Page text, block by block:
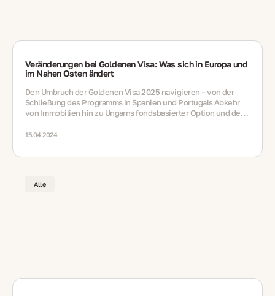
Veränderungen bei Goldenen Visa: Was sich in Europa und
im Nahen Osten ändert
Den Umbruch der Goldenen Visa 2025 navigieren – von der
Schließung des Programms in Spanien und Portugals Abkehr
von Immobilien hin zu Ungarns fondsbasierter Option und der
Nominierung
15.04.2024
Alle